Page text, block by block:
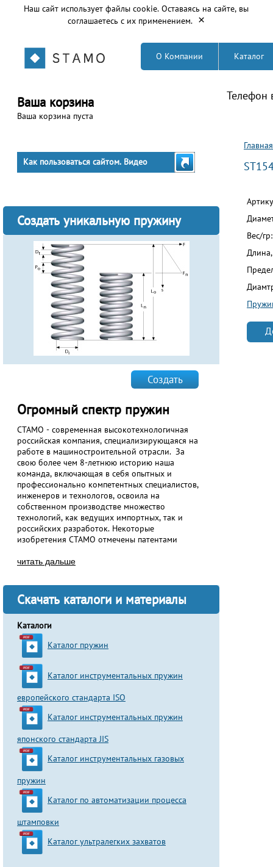
Наш сайт использует файлы cookie. Оставаясь на сайте, вы
соглашаетесь с их применением. ×
О Компании Каталог
Телефон
Ваша корзина
Ваша корзина пуста
Как пользоваться сайтом. Видео
Создать уникальную пружину
Создать
Огромный спектр пружин
СТАМО - современная высокотехнологичная
российская компания, специализирующаяся на
работе в машиностроительной отрасли. За
свою более чем 8-летнюю историю наша
команда, включающая в себя опытных и
профессионально компетентных специалистов,
инженеров и технологов, освоила на
собственном производстве множество
технологий, как ведущих импортных, так и
российских разработок. Некоторые
изобретения СТАМО отмечены патентами
читать дальше
Скачать каталоги и материалы
Каталоги
Каталог пружин
Каталог инструментальных пружин
европейского стандарта ISO
Каталог инструментальных пружин
японского стандарта JIS
Каталог инструментальных газовых
пружин
Каталог по автоматизации процесса
штамповки
Каталог ультралегких захватов
Вы
Главная
Вес/